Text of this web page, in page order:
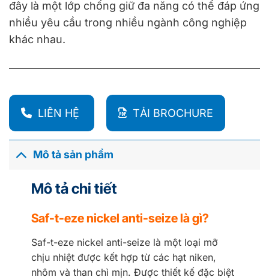
đây là một lớp chống giữ đa năng có thể đáp ứng
nhiều yêu cầu trong nhiều ngành công nghiệp
khác nhau.
LIÊN HỆ TẢI BROCHURE
Mô tả sản phẩm
Mô tả chi tiết
Saf-t-eze nickel anti-seize là gì?
Saf-t-eze nickel anti-seize là một loại mỡ
chịu nhiệt được kết hợp từ các hạt niken,
nhôm và than chì mịn. Được thiết kế đặc biệt